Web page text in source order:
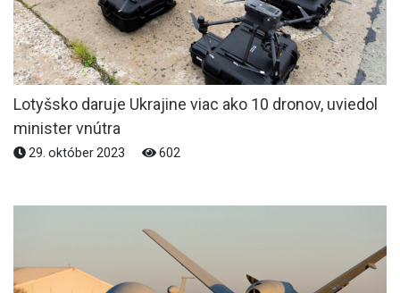
Lotyšsko daruje Ukrajine viac ako 10 dronov, uviedol
minister vnútra
29. október 2023 602